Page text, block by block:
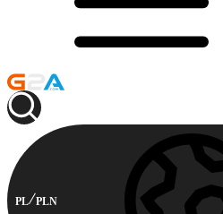
PL PLN